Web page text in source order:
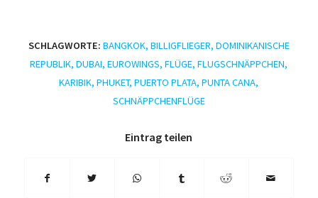
SCHLAGWORTE: BANGKOK, BILLIGFLIEGER, DOMINIKANISCHE
REPUBLIK,DUBAI,EUROWINGS,FLÜGE,FLUGSCHNÄPPCHEN,
KARIBIK,PHUKET,PUERTO PLATA,PUNTA CANA,
SCHNÄPPCHENFLÜGE
Eintrag teilen